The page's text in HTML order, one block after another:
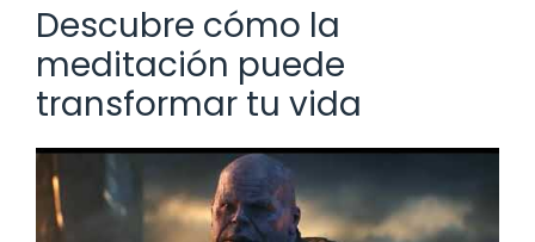
Descubre cómo la
meditación puede
transformar tu vida